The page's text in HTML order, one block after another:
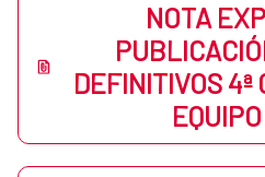
NOTA
DEFINITIVOS 4ª